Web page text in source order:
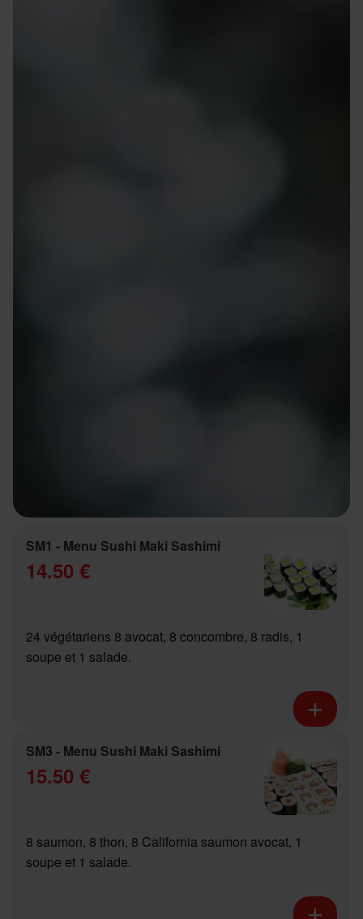
SM1 - Menu Sushi Maki Sashimi
14.50 €
24 végétariens 8 avocat, 8 concombre, 8 radis, 1
soupe et 1 salade.
SM3 - Menu Sushi Maki Sashimi
15.50 €
8 saumon, 8 thon, 8 California saumon avocat, 1
soupe et 1 salade.